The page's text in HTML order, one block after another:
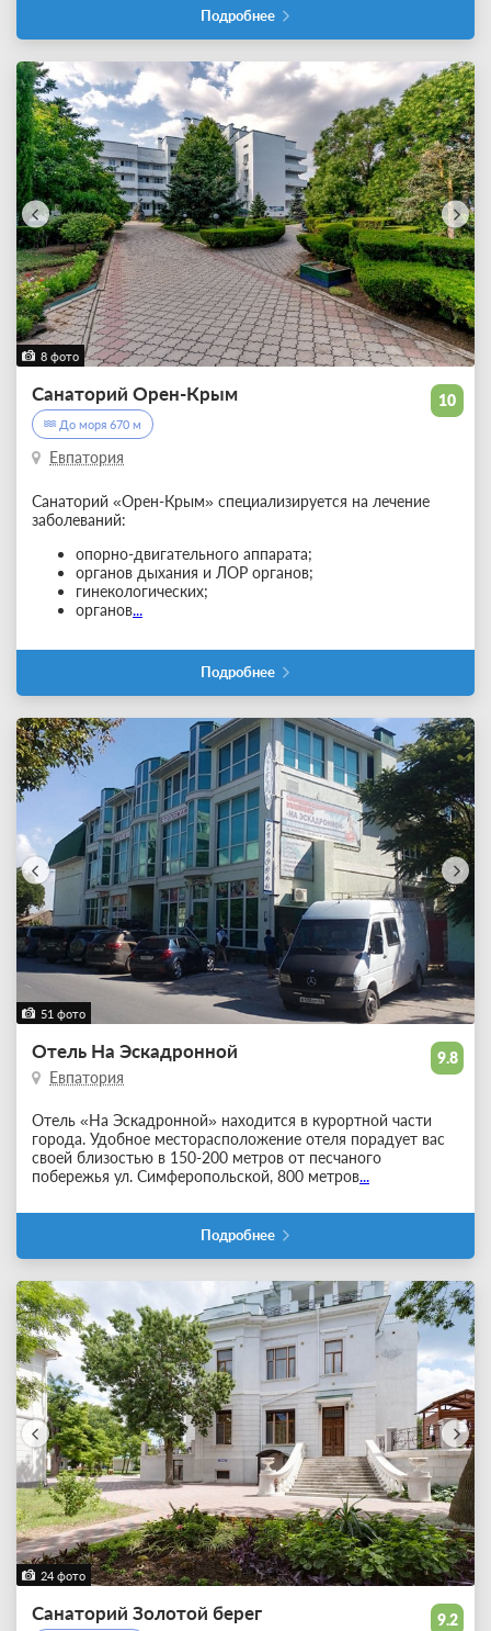
Подробнее
8 фото
10
Санаторий Орен-Крым
До моря 670 м
Евпатория
Санаторий «Орен-Крым» специализируется на лечение
заболеваний:
опорно-двигательного аппарата;
органов дыхания и ЛОР органов;
гинекологических;
органов...
Подробнее
51 фото
9.8
Отель На Эскадронной
Евпатория
Отель «На Эскадронной» находится в курортной части
города. Удобное месторасположение отеля порадует вас
своей близостью в 150-200 метров от песчаного
побережья ул. Симферопольской, 800 метров...
Подробнее
24 фото
9.2
Санаторий Золотой берег